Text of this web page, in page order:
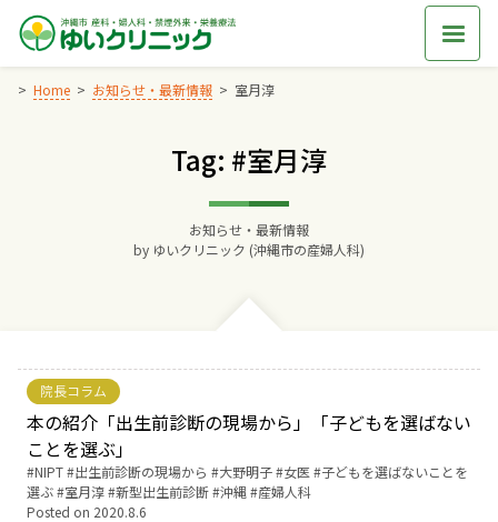
Skip
content
Home お知らせ・最新情報 室月淳
Tag: #室月淳
お知らせ・最新情報
by ゆいクリニック (沖縄市の産婦人科)
院長コラム
本の紹介「出生前診断の現場から」「子どもを選ばない
ことを選ぶ」
Tags:
NIPT 出生前診断の現場から 大野明子 女医
子どもを選ばないことを
選ぶ
室月淳 新型出生前診断 沖縄
産婦人科
Posted on 2020.8.6
Home
交通アクセス
診療料金
妊婦健診